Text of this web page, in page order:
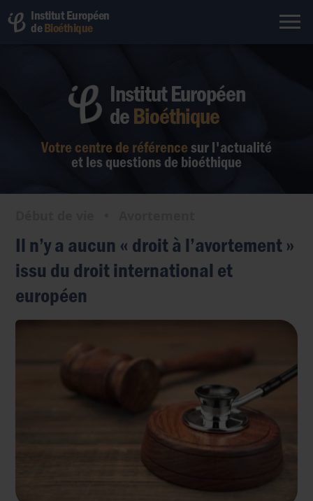
Institut Européen
deBioéthique
Votre centre de référence sur l'actualité
et les questions de bioéthique
Institut Européen
deBioéthique
Il n’y a aucun « droit à l’avortement »
issu du droit international et
européen